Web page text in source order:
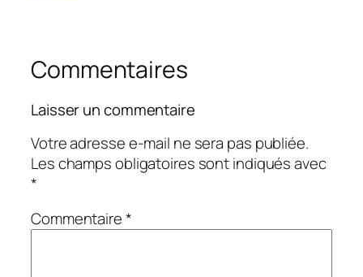
Commentaires
Laisser un commentaire
Votre adresse e-mail ne sera pas publiée.
Les champs obligatoires sont indiqués avec
*
Commentaire*